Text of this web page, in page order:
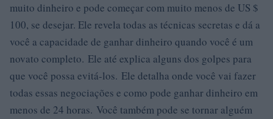
muito dinheiro e pode começar com muito menos de US $
100, se desejar. Ele revela todas as técnicas secretas e dá a
você a capacidade de ganhar dinheiro quando você é um
novato completo. Ele até explica alguns dos golpes para
que você possa evitá-los. Ele detalha onde você vai fazer
todas essas negociações e como pode ganhar dinheiro em
menos de 24 horas. Você também pode se tornar alguém